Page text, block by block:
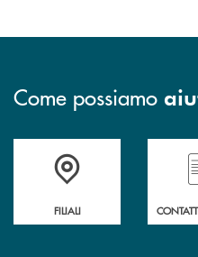
Come possiamo
Trova la filiale più vicina a te
FILIALI
Hai